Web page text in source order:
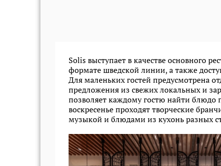
Solis выступает в качестве основного
формате шведской линии, а также
Для маленьких гостей предусмотрена
предложения из свежих локальных и
позволяет каждому гостю найти блюдо
воскресенье проходят творческие
музыкой и блюдами из кухонь разных